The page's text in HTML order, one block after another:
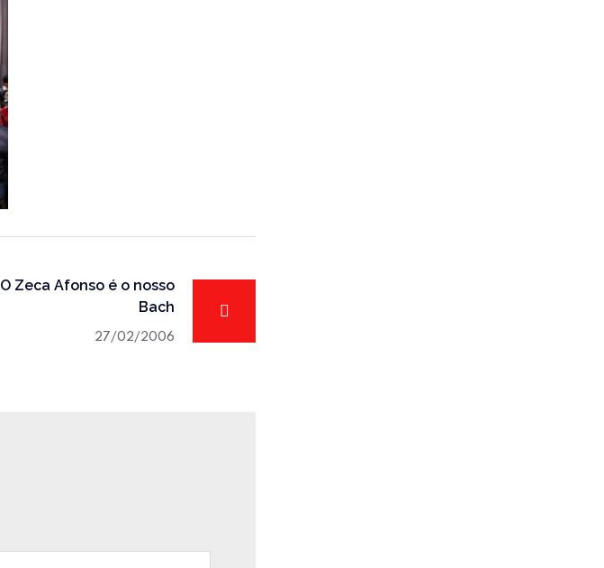
O Zeca Afonso é o nosso
Bach
27/02/2006